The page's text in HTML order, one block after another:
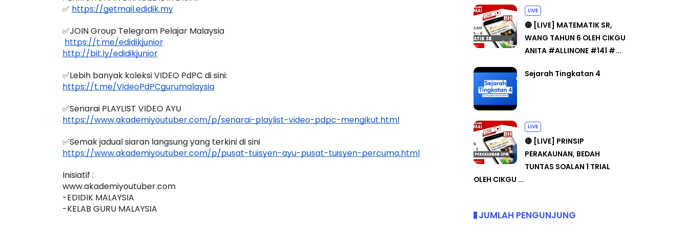
✅ https://getmail.edidik.my
✅JOIN Group Telegram Pelajar Malaysia
https://t.me/edidikjunior
http://bit.ly/edidikjunior
✅Lebih banyak koleksi VIDEO PdPC di sini:
https://t.me/VideoPdPCgurumalaysia
✅Senarai PLAYLIST VIDEO AYU
https://www.akademiyoutuber.com/p/senarai-playlist-video-pdpc-mengikut.html
✅Semak jadual siaran langsung yang terkini di sini
https://www.akademiyoutuber.com/p/pusat-tuisyen-ayu-pusat-tuisyen-percuma.html
Inisiatif :
www.akademiyoutuber.com
-EDIDIK MALAYSIA
-KELAB GURU MALAYSIA
LIVE
🔴 [LIVE] MATEMATIK SR,
WANG TAHUN 6 OLEH CIKGU
ANITA #ALLINONE #141 #...
Sejarah Tingkatan 4
LIVE
🔴 [LIVE] PRINSIP
PERAKAUNAN, BEDAH
TUNTAS SOALAN 1 TRIAL
OLEH CIKGU ...
JUMLAH PENGUNJUNG